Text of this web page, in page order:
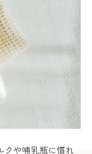
クや哺乳瓶に慣れ